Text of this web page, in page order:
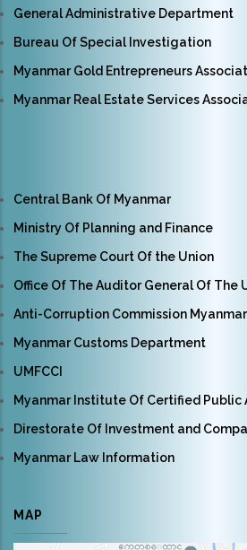
General Administrative Department
Bureau Of Special Investigation
Myanmar Gold Entrepreneurs
Myanmar Real Estate Services
Central Bank Of Myanmar
Ministry Of Planning and Finance
The Supreme Court Of the Union
Office Of The Auditor General Of The
Anti-Corruption Commission Myanmar
Myanmar Customs Department
UMFCCI
Myanmar Institute Of Certified Public
Direstorate Of Investment and
Myanmar Law Information
MAP